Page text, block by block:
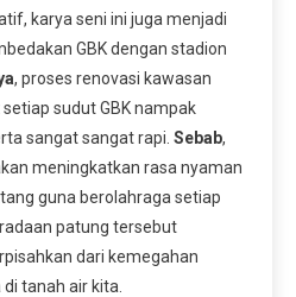
karya seni ini juga menjadi
GBK dengan stadion
, proses renovasi kawasan
sudut GBK nampak
sangat sangat rapi. Sebab,
meningkatkan rasa nyaman
guna berolahraga setiap
patung tersebut
dari kemegahan
tanah air kita.